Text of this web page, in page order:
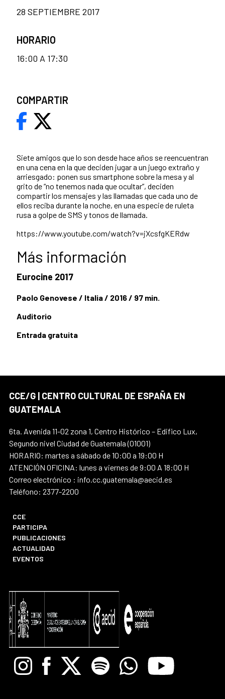
Siete amigos que lo son desde hace años se reencuentran
en una cena en la que deciden jugar a un juego extraño y
arriesgado: ponen sus smartphone sobre la mesa y al
grito de “no tenemos nada que ocultar”, deciden
compartir los mensajes y las llamadas que cada uno de
ellos reciba durante la noche, en una especie de ruleta
rusa a golpe de SMS y tonos de llamada.
https://www.youtube.com/watch?v=jXcsfgKERdw
Más información
Eurocine 2017
Paolo Genovese / Italia / 2016 / 97 min.
Auditorio
Entrada gratuita
28 SEPTIEMBRE 2017
HORARIO
16:00 A 17:30
COMPARTIR
CCE/G | CENTRO CULTURAL DE ESPAÑA EN
GUATEMALA
6ta. Avenida 11-02 zona 1, Centro Histórico – Edifico Lux,
Segundo nivel Ciudad de Guatemala (01001)
HORARIO: martes a sábado de 10:00 a 19:00 H
ATENCIÓN OFICINA: lunes a viernes de 9:00 A 18:00 H
Correo electrónico : info.cc.guatemala@aecid.es
Teléfono: 2377-2200
CCE
PARTICIPA
PUBLICACIONES
ACTUALIDAD
EVENTOS
InstagramFacebook
X Spotify WhatsappYoutube